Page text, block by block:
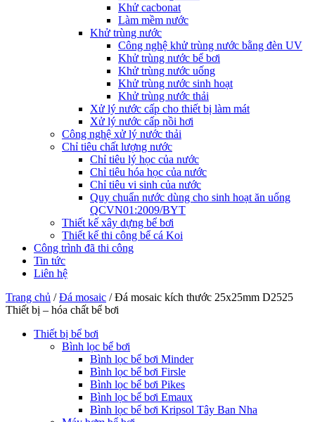
Khử cacbonat
Làm mềm nước
Khử trùng nước
Công nghệ khử trùng nước bằng đèn UV
Khử trùng nước bể bơi
Khử trùng nước uống
Khử trùng nước sinh hoạt
Khử trùng nước thải
Xử lý nước cấp cho thiết bị làm mát
Xử lý nước cấp nồi hơi
Công nghệ xử lý nước thải
Chỉ tiêu chất lượng nước
Chỉ tiêu lý học của nước
Chỉ tiêu hóa học của nước
Chỉ tiêu vi sinh của nước
Quy chuẩn nước dùng cho sinh hoạt ăn uống
QCVN01:2009/BYT
Thiết kế xây dựng bể bơi
Thiết kế thi công bể cá Koi
Công trình đã thi công
Tin tức
Liên hệ
Trang chủ /Đá mosaic /Đá mosaic kích thước 25x25mm D2525
Thiết bị – hóa chất bể bơi
Thiết bị bể bơi
Bình lọc bể bơi
Bình lọc bể bơi Minder
Bình lọc bể bơi Firsle
Bình lọc bể bơi Pikes
Bình lọc bể bơi Emaux
Bình lọc bể bơi Kripsol Tây Ban Nha